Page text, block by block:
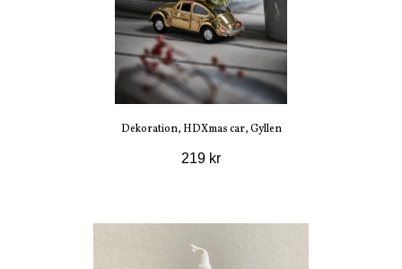
Dekoration, HDXmas car, Gyllen
219 kr